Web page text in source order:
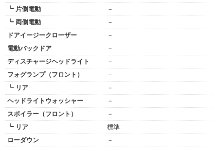
┗ 片側電動
－
┗ 両側電動
－
ドアイージークローザー
－
電動バックドア
－
ディスチャージヘッドライト
－
フォグランプ（フロント）
－
┗ リア
－
ヘッドライトウォッシャー
－
スポイラー（フロント）
－
┗ リア
標準
ローダウン
－